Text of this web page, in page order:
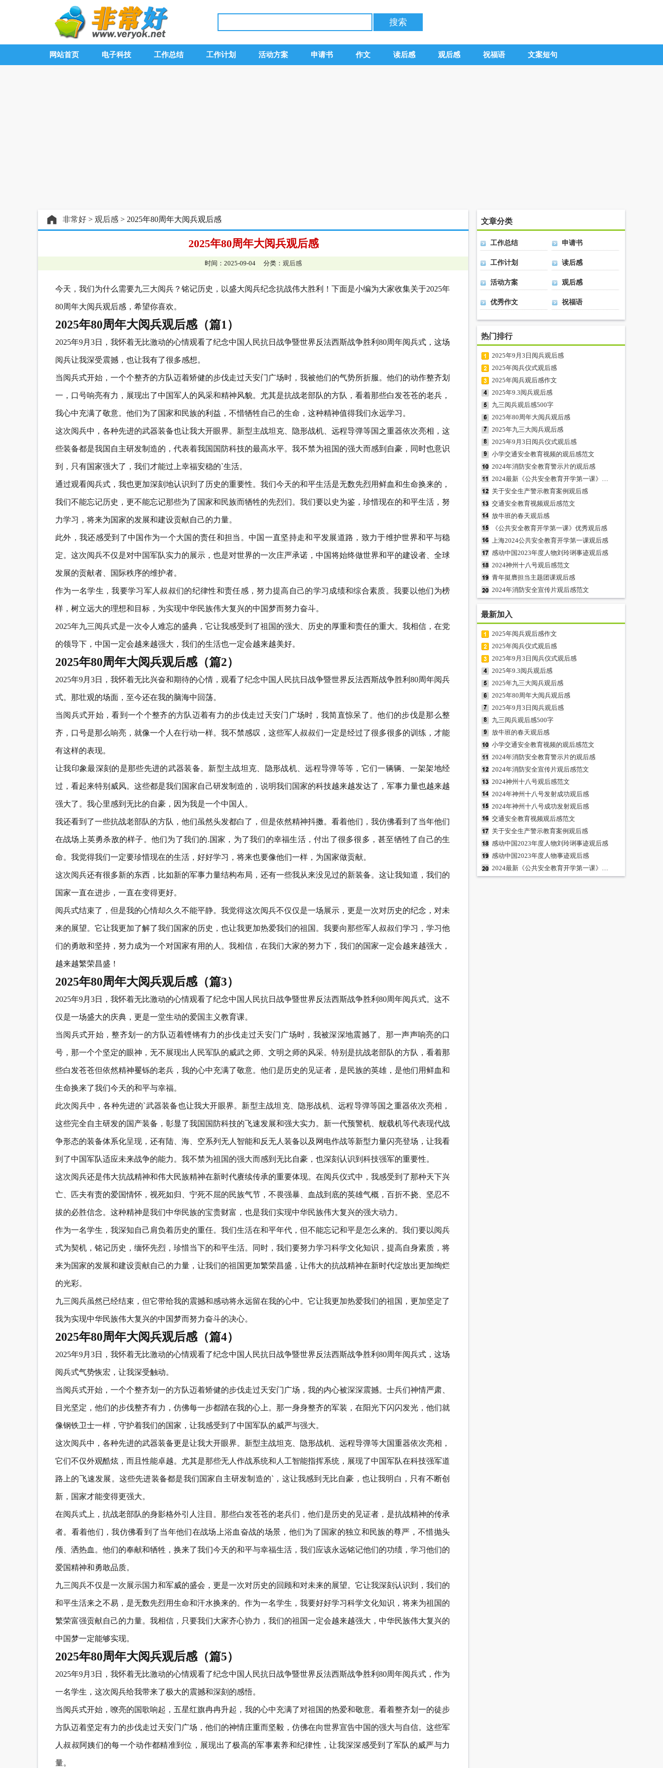
网站首页 电子科技 工作总结 工作计划 活动方案 申请书 作文 读后感 观后感 祝福语 文案短句
非常好 > 观后感 > 2025年80周年大阅兵观后感
2025年80周年大阅兵观后感
时间：2025-09-04 分类： 观后感
今天，我们为什么需要九三大阅兵？铭记历史，以盛大阅兵纪念抗战伟大胜利！下面是小编为大家收集关于2025年
80周年大阅兵观后感，希望你喜欢。
2025年80周年大阅兵观后感（篇1）
2025年9月3日，我怀着无比激动的心情观看了纪念中国人民抗日战争暨世界反法西斯战争胜利80周年阅兵式，这场
阅兵让我深受震撼，也让我有了很多感想。
当阅兵式开始，一个个整齐的方队迈着矫健的步伐走过天安门广场时，我被他们的气势所折服。他们的动作整齐划
一，口号响亮有力，展现出了中国军人的风采和精神风貌。尤其是抗战老部队的方队，看着那些白发苍苍的老兵，
我心中充满了敬意。他们为了国家和民族的利益，不惜牺牲自己的生命，这种精神值得我们永远学习。
这次阅兵中，各种先进的武器装备也让我大开眼界。新型主战坦克、隐形战机、远程导弹等国之重器依次亮相，这
些装备都是我国自主研发制造的，代表着我国国防科技的最高水平。我不禁为祖国的强大而感到自豪，同时也意识
到，只有国家强大了，我们才能过上幸福安稳的`生活。
通过观看阅兵式，我也更加深刻地认识到了历史的重要性。我们今天的和平生活是无数先烈用鲜血和生命换来的，
我们不能忘记历史，更不能忘记那些为了国家和民族而牺牲的先烈们。我们要以史为鉴，珍惜现在的和平生活，努
力学习，将来为国家的发展和建设贡献自己的力量。
此外，我还感受到了中国作为一个大国的责任和担当。中国一直坚持走和平发展道路，致力于维护世界和平与稳
定。这次阅兵不仅是对中国军队实力的展示，也是对世界的一次庄严承诺，中国将始终做世界和平的建设者、全球
发展的贡献者、国际秩序的维护者。
作为一名学生，我要学习军人叔叔们的纪律性和责任感，努力提高自己的学习成绩和综合素质。我要以他们为榜
样，树立远大的理想和目标，为实现中华民族伟大复兴的中国梦而努力奋斗。
2025年九三阅兵式是一次令人难忘的盛典，它让我感受到了祖国的强大、历史的厚重和责任的重大。我相信，在党
的领导下，中国一定会越来越强大，我们的生活也一定会越来越美好。
2025年80周年大阅兵观后感（篇2）
2025年9月3日，我怀着无比兴奋和期待的心情，观看了纪念中国人民抗日战争暨世界反法西斯战争胜利80周年阅兵
式。那壮观的场面，至今还在我的脑海中回荡。
当阅兵式开始，看到一个个整齐的方队迈着有力的步伐走过天安门广场时，我简直惊呆了。他们的步伐是那么整
齐，口号是那么响亮，就像一个人在行动一样。我不禁感叹，这些军人叔叔们一定是经过了很多很多的训练，才能
有这样的表现。
让我印象最深刻的是那些先进的武器装备。新型主战坦克、隐形战机、远程导弹等等，它们一辆辆、一架架地经
过，看起来特别威风。这些都是我们国家自己研发制造的，说明我们国家的科技越来越发达了，军事力量也越来越
强大了。我心里感到无比的自豪，因为我是一个中国人。
我还看到了一些抗战老部队的方队，他们虽然头发都白了，但是依然精神抖擞。看着他们，我仿佛看到了当年他们
在战场上英勇杀敌的样子。他们为了我们的.国家，为了我们的幸福生活，付出了很多很多，甚至牺牲了自己的生
命。我觉得我们一定要珍惜现在的生活，好好学习，将来也要像他们一样，为国家做贡献。
这次阅兵还有很多新的东西，比如新的军事力量结构布局，还有一些我从来没见过的新装备。这让我知道，我们的
国家一直在进步，一直在变得更好。
阅兵式结束了，但是我的心情却久久不能平静。我觉得这次阅兵不仅仅是一场展示，更是一次对历史的纪念，对未
来的展望。它让我更加了解了我们国家的历史，也让我更加热爱我们的祖国。我要向那些军人叔叔们学习，学习他
们的勇敢和坚持，努力成为一个对国家有用的人。我相信，在我们大家的努力下，我们的国家一定会越来越强大，
越来越繁荣昌盛！
2025年80周年大阅兵观后感（篇3）
2025年9月3日，我怀着无比激动的心情观看了纪念中国人民抗日战争暨世界反法西斯战争胜利80周年阅兵式。这不
仅是一场盛大的庆典，更是一堂生动的爱国主义教育课。
当阅兵式开始，整齐划一的方队迈着铿锵有力的步伐走过天安门广场时，我被深深地震撼了。那一声声响亮的口
号，那一个个坚定的眼神，无不展现出人民军队的威武之师、文明之师的风采。特别是抗战老部队的方队，看着那
些白发苍苍但依然精神矍铄的老兵，我的心中充满了敬意。他们是历史的见证者，是民族的英雄，是他们用鲜血和
生命换来了我们今天的和平与幸福。
此次阅兵中，各种先进的`武器装备也让我大开眼界。新型主战坦克、隐形战机、远程导弹等国之重器依次亮相，
这些完全自主研发的国产装备，彰显了我国国防科技的飞速发展和强大实力。新一代预警机、舰载机等代表现代战
争形态的装备体系化呈现，还有陆、海、空系列无人智能和反无人装备以及网电作战等新型力量闪亮登场，让我看
到了中国军队适应未来战争的能力。我不禁为祖国的强大而感到无比自豪，也深刻认识到科技强军的重要性。
这次阅兵还是伟大抗战精神和伟大民族精神在新时代赓续传承的重要体现。在阅兵仪式中，我感受到了那种天下兴
亡、匹夫有责的爱国情怀，视死如归、宁死不屈的民族气节，不畏强暴、血战到底的英雄气概，百折不挠、坚忍不
拔的必胜信念。这种精神是我们中华民族的宝贵财富，也是我们实现中华民族伟大复兴的强大动力。
作为一名学生，我深知自己肩负着历史的重任。我们生活在和平年代，但不能忘记和平是怎么来的。我们要以阅兵
式为契机，铭记历史，缅怀先烈，珍惜当下的和平生活。同时，我们要努力学习科学文化知识，提高自身素质，将
来为国家的发展和建设贡献自己的力量，让我们的祖国更加繁荣昌盛，让伟大的抗战精神在新时代绽放出更加绚烂
的光彩。
九三阅兵虽然已经结束，但它带给我的震撼和感动将永远留在我的心中。它让我更加热爱我们的祖国，更加坚定了
我为实现中华民族伟大复兴的中国梦而努力奋斗的决心。
2025年80周年大阅兵观后感（篇4）
2025年9月3日，我怀着无比激动的心情观看了纪念中国人民抗日战争暨世界反法西斯战争胜利80周年阅兵式，这场
阅兵式气势恢宏，让我深受触动。
当阅兵式开始，一个个整齐划一的方队迈着矫健的步伐走过天安门广场，我的内心被深深震撼。士兵们神情严肃、
目光坚定，他们的步伐整齐有力，仿佛每一步都踏在我的心上。那一身身整齐的军装，在阳光下闪闪发光，他们就
像钢铁卫士一样，守护着我们的国家，让我感受到了中国军队的威严与强大。
这次阅兵中，各种先进的武器装备更是让我大开眼界。新型主战坦克、隐形战机、远程导弹等大国重器依次亮相，
它们不仅外观酷炫，而且性能卓越。尤其是那些无人作战系统和人工智能指挥系统，展现了中国军队在科技强军道
路上的飞速发展。这些先进装备都是我们国家自主研发制造的`，这让我感到无比自豪，也让我明白，只有不断创
新，国家才能变得更强大。
在阅兵式上，抗战老部队的身影格外引人注目。那些白发苍苍的老兵们，他们是历史的见证者，是抗战精神的传承
者。看着他们，我仿佛看到了当年他们在战场上浴血奋战的场景，他们为了国家的独立和民族的尊严，不惜抛头
颅、洒热血。他们的奉献和牺牲，换来了我们今天的和平与幸福生活，我们应该永远铭记他们的功绩，学习他们的
爱国精神和勇敢品质。
九三阅兵不仅是一次展示国力和军威的盛会，更是一次对历史的回顾和对未来的展望。它让我深刻认识到，我们的
和平生活来之不易，是无数先烈用生命和汗水换来的。作为一名学生，我要好好学习科学文化知识，将来为祖国的
繁荣富强贡献自己的力量。我相信，只要我们大家齐心协力，我们的祖国一定会越来越强大，中华民族伟大复兴的
中国梦一定能够实现。
2025年80周年大阅兵观后感（篇5）
2025年9月3日，我怀着无比激动的心情观看了纪念中国人民抗日战争暨世界反法西斯战争胜利80周年阅兵式，作为
一名学生，这次阅兵给我带来了极大的震撼和深刻的感悟。
当阅兵式开始，嘹亮的国歌响起，五星红旗冉冉升起，我的心中充满了对祖国的热爱和敬意。看着整齐划一的徒步
方队迈着坚定有力的步伐走过天安门广场，他们的神情庄重而坚毅，仿佛在向世界宣告中国的强大与自信。这些军
人叔叔阿姨们的每一个动作都精准到位，展现出了极高的军事素养和纪律性，让我深深感受到了军队的威严与力
量。
文章分类
工作总结 申请书
工作计划 读后感
活动方案 观后感
优秀作文 祝福语
热门排行
2025年9月3日阅兵观后感
2025年阅兵仪式观后感
2025年阅兵观后感作文
2025年9.3阅兵观后感
九三阅兵观后感500字
2025年80周年大阅兵观后感
2025年九三大阅兵观后感
2025年9月3日阅兵仪式观后感
小学交通安全教育视频的观后感范文
2024年消防安全教育警示片的观后感
2024最新《公共安全教育开学第一课》观后感
关于安全生产警示教育案例观后感
交通安全教育视频观后感范文
放牛班的春天观后感
《公共安全教育开学第一课》优秀观后感
上海2024公共安全教育开学第一课观后感
感动中国2023年度人物刘玲琍事迹观后感
2024神州十八号观后感范文
青年挺膺担当主题团课观后感
2024年消防安全宣传片观后感范文
最新加入
2025年阅兵观后感作文
2025年阅兵仪式观后感
2025年9月3日阅兵仪式观后感
2025年9.3阅兵观后感
2025年九三大阅兵观后感
2025年80周年大阅兵观后感
2025年9月3日阅兵观后感
九三阅兵观后感500字
放牛班的春天观后感
小学交通安全教育视频的观后感范文
2024年消防安全教育警示片的观后感
2024年消防安全宣传片观后感范文
2024神州十八号观后感范文
2024年神州十八号发射成功观后感
2024年神州十八号成功发射观后感
交通安全教育视频观后感范文
关于安全生产警示教育案例观后感
感动中国2023年度人物刘玲琍事迹观后感
感动中国2023年度人物事迹观后感
2024最新《公共安全教育开学第一课》观后感